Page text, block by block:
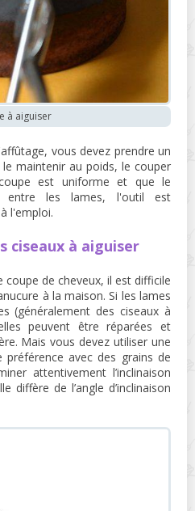
à aiguiser
vous devez prendre un
maintenir au poids, le couper
est uniforme et que le
les lames, l'outil est
l'emploi.
ciseaux à aiguiser
de cheveux, il est difficile
à la maison. Si les lames
(généralement des ciseaux à
peuvent être réparées et
Mais vous devez utiliser une
avec des grains de
attentivement l’inclinaison
diffère de l’angle d’inclinaison